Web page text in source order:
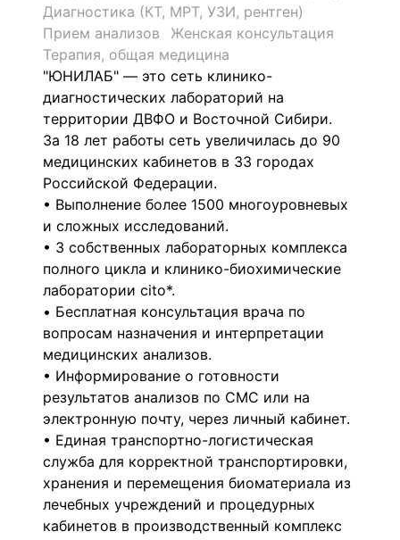
Диагностика (КТ, МРТ, УЗИ, рентген)
Прием анализов
Женская консультация
Терапия, общая медицина
"ЮНИЛАБ" — это сеть клинико-
диагностических лабораторий на
территории ДВФО и Восточной Сибири.
За 18 лет работы сеть увеличилась до 90
медицинских кабинетов в 33 городах
Российской Федерации.
• Выполнение более 1500 многоуровневых
и сложных исследований.
• 3 собственных лабораторных комплекса
полного цикла и клинико-биохимические
лаборатории cito*.
• Бесплатная консультация врача по
вопросам назначения и интерпретации
медицинских анализов.
• Информирование о готовности
результатов анализов по СМС или на
электронную почту, через личный кабинет.
• Единая транспортно-логистическая
служба для корректной транспортировки,
хранения и перемещения биоматериала из
лечебных учреждений и процедурных
кабинетов в производственный комплекс